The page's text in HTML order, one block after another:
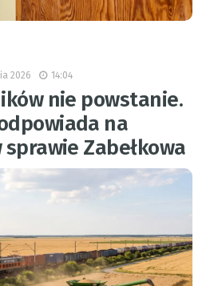
2026 14:04
nie powstanie.
na
Zabełkowa